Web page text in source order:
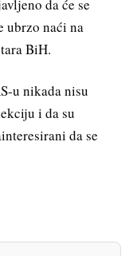
da će se
ubrzo naći na
BiH.
u nikada nisu
i da su
da se